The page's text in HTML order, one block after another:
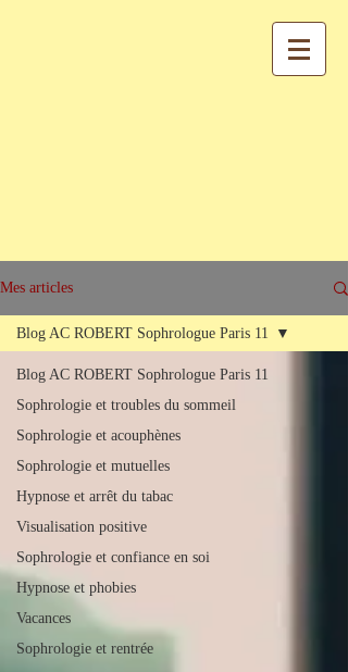
Mes articles
Blog AC ROBERT Sophrologue Paris 11
Sophrologie et troubles du sommeil
Sophrologie et acouphènes
Sophrologie et mutuelles
Hypnose et arrêt du tabac
Visualisation positive
Sophrologie et confiance en soi
Hypnose et phobies
Vacances
Sophrologie et rentrée
Blog AC ROBERT Sophrologue Paris 11